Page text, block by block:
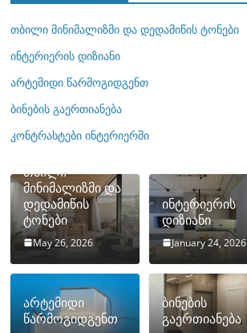
ო
რ
ბ
ი
თბილი მინიმალიზმი და დედამიწის ტონები
ინტერიერის დიზიანი
არტემიდი წარმოგიდგენთ
ბინების გაერთიანება
კონტრასტები ინტერიერში
თბილი
მინიმალიზმი და
დედამიწის
ტონები
May 26, 2026
ინტერიერის
დიზიანი
January 24, 2026
არტემიდი
წარმოგიდგენთ
ბინების
გაერთიანება